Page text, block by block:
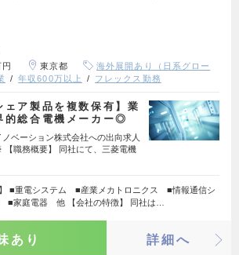
東京都
海外展開あり（日系グロー
年収600万以上 フレックス勤務
ェア製品を複数保有】業
的総合電機メーカー◎
ベーション株式会社への出向求人
職務概要】 同社にて、三菱電機
】 ■重電システム ■産業メカトロニクス ■情報通信シ
家庭電器 他 【会社の特徴】 同社は…
あり 詳細へ